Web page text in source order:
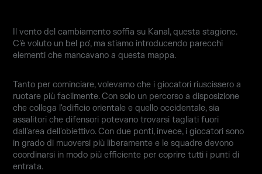
Il vento del cambiamento soffia su Kanal, questa stagione.
C'è voluto un bel po', ma stiamo introducendo parecchi
elementi che mancavano a questa mappa.
Tanto per cominciare, volevamo che i giocatori riuscissero a
ruotare più facilmente. Con solo un percorso a disposizione
che collega l'edificio orientale e quello occidentale, sia
assalitori che difensori potevano trovarsi tagliati fuori
dall'area dell'obiettivo. Con due ponti, invece, i giocatori sono
in grado di muoversi più liberamente e le squadre devono
coordinarsi in modo più efficiente per coprire tutti i punti di
entrata.